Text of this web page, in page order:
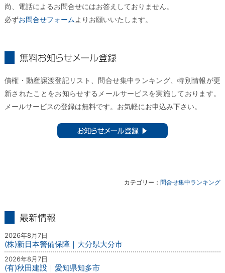
尚、電話によるお問合せにはお答えしておりません。
必ずお問合せフォームよりお願いいたします。
債権・動産譲渡登記リスト、問合せ集中ランキング、特別情報が更
新されたことをお知らせするメールサービスを実施しております。
メールサービスの登録は無料です。お気軽にお申込み下さい。
カテゴリー：問合せ集中ランキング
2026年8月7日
(株)新日本警備保障｜大分県大分市
2026年8月7日
(有)秋田建設｜愛知県知多市